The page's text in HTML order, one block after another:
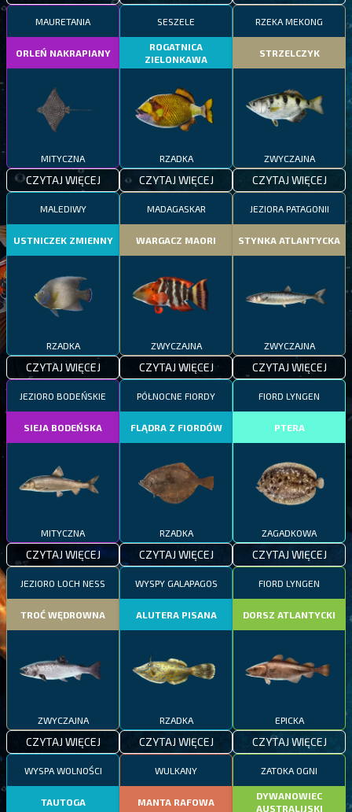
MAURETANIA
ORLEŃ NAKRAPIANY
MITYCZNA
CZYTAJ WIĘCEJ
SESZELE
ROGATNICA
ZIELONKAWA
RZADKA
CZYTAJ WIĘCEJ
RZEKA MEKONG
STRZELCZYK
ZWYCZAJNA
CZYTAJ WIĘCEJ
MALEDIWY
USTNICZEK ZMIENNY
RZADKA
CZYTAJ WIĘCEJ
MADAGASKAR
WARGACZ MAORI
ZWYCZAJNA
CZYTAJ WIĘCEJ
JEZIORA PATAGONII
STYNKA ATLANTYCKA
ZWYCZAJNA
CZYTAJ WIĘCEJ
JEZIORO BODEŃSKIE
SIEJA BODEŃSKA
MITYCZNA
CZYTAJ WIĘCEJ
PÓŁNOCNE FIORDY
FLĄDRA Z FIORDÓW
RZADKA
CZYTAJ WIĘCEJ
FIORD LYNGEN
PTERA
ZAGADKOWA
CZYTAJ WIĘCEJ
JEZIORO LOCH NESS
TROĆ WĘDROWNA
ZWYCZAJNA
CZYTAJ WIĘCEJ
WYSPY GALAPAGOS
ALUTERA PISANA
RZADKA
CZYTAJ WIĘCEJ
FIORD LYNGEN
DORSZ ATLANTYCKI
EPICKA
CZYTAJ WIĘCEJ
WYSPA WOLNOŚCI
TAUTOGA
WULKANY
MANTA RAFOWA
ZATOKA OGNI
DYWANOWIEC
AUSTRALIJSKI